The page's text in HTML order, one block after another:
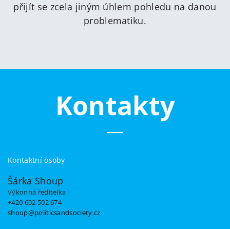
přijít se zcela jiným úhlem pohledu na danou
problematiku.
Kontakty
Kontaktní osoby
Šárka Shoup
Výkonná ředitelka
+420 602 502 674
shoup@politicsandsociety.cz